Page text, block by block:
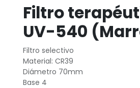
Filtro
UV-540
Filtro selectivo
Material: CR39
Diámetro 70mm
Base 4